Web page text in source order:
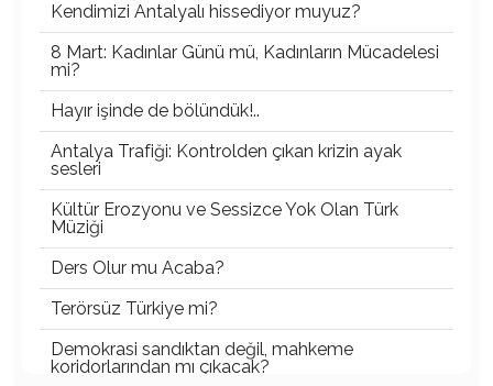
Kendimizi Antalyalı hissediyor muyuz?
8 Mart: Kadınlar Günü mü, Kadınların Mücadelesi
mi?
Hayır işinde de bölündük!..
Antalya Trafiği: Kontrolden çıkan krizin ayak
sesleri
Kültür Erozyonu ve Sessizce Yok Olan Türk
Müziği
Ders Olur mu Acaba?
Terörsüz Türkiye mi?
Demokrasi sandıktan değil, mahkeme
koridorlarından mı çıkacak?